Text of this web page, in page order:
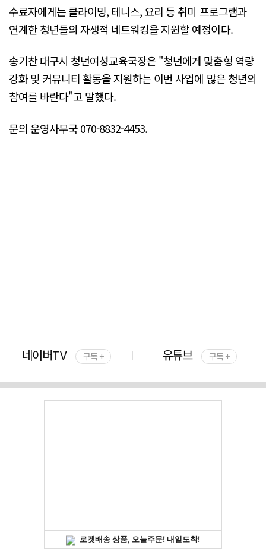
수료자에게는 클라이밍, 테니스, 요리 등 취미 프로그램과
연계한 청년들의 자생적 네트워킹을 지원할 예정이다.
송기찬 대구시 청년여성교육국장은 "청년에게 맞춤형 역량
강화 및 커뮤니티 활동을 지원하는 이번 사업에 많은 청년의
참여를 바란다"고 말했다.
문의 운영사무국 070-8832-4453.
네이버TV 구독 + 유튜브 구독 +